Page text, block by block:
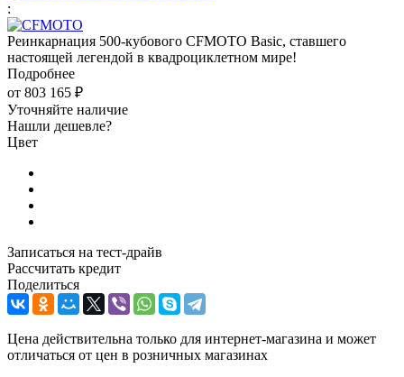
:
Реинкарнация 500-кубового CFMOTO Basic, ставшего
настоящей легендой в квадроциклетном мире!
Подробнее
от 803 165 ₽
Уточняйте наличие
Нашли дешевле?
Цвет
Записаться на тест-драйв
Рассчитать кредит
Поделиться
Цена действительна только для интернет-магазина и может
отличаться от цен в розничных магазинах